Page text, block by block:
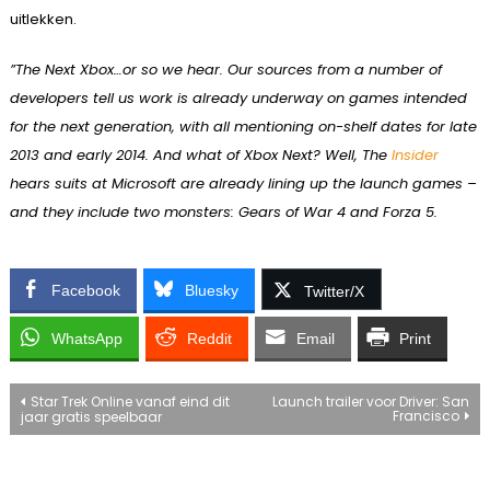
uitlekken.
”The Next Xbox…or so we hear. Our sources from a number of
developers tell us work is already underway on games intended
for the next generation, with all mentioning on-shelf dates for late
2013 and early 2014. And what of Xbox Next? Well, The Insider
hears suits at Microsoft are already lining up the launch games –
and they include two monsters: Gears of War 4 and Forza 5.
Facebook Bluesky Twitter/X
WhatsApp Reddit Email Print
Bericht
Star Trek Online vanaf eind dit
jaar gratis speelbaar
Launch trailer voor Driver: San
Francisco